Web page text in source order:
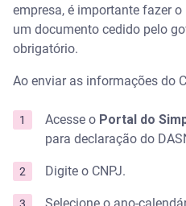
empresa, é importante fazer o
um documento cedido pelo
obrigatório.
Ao enviar as informações do
Acesse o Portal do
para declaração do
Digite o CNPJ.